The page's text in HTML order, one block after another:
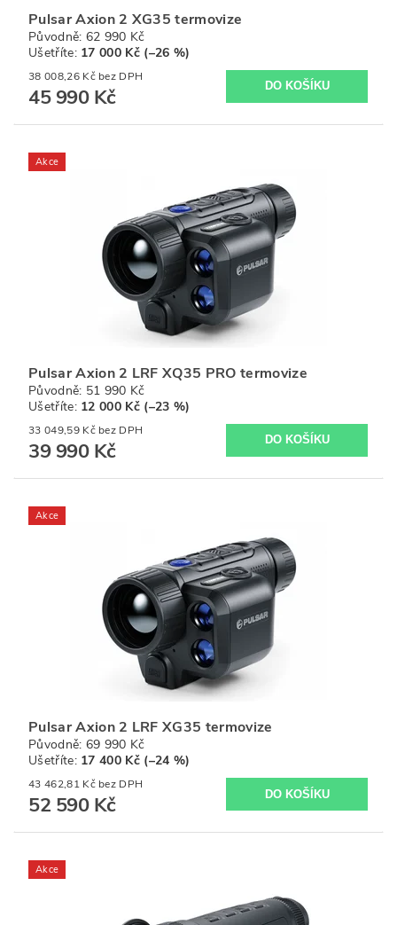
Pulsar Axion 2 XG35 termovize
Původně: 62 990 Kč
Ušetříte: 17 000 Kč (–26 %)
38 008,26 Kč bez DPH
45 990 Kč
Akce
Pulsar Axion 2 LRF XQ35 PRO termovize
Původně: 51 990 Kč
Ušetříte: 12 000 Kč (–23 %)
33 049,59 Kč bez DPH
39 990 Kč
Akce
Pulsar Axion 2 LRF XG35 termovize
Původně: 69 990 Kč
Ušetříte: 17 400 Kč (–24 %)
43 462,81 Kč bez DPH
52 590 Kč
Akce